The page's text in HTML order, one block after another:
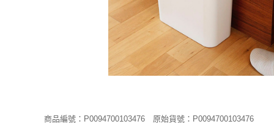
商品編號：P0094700103476 原始貨號：P0094700103476